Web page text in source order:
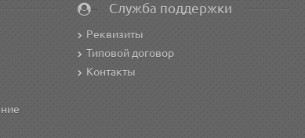
Служба поддержки
Реквизиты
Типовой договор
Контакты